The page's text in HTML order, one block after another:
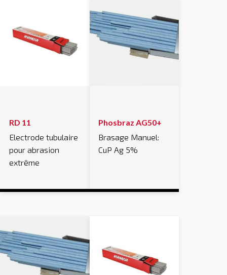
RD 11
Electrode tubulaire
pour abrasion
extrême
Phosbraz AG50+
Brasage Manuel:
CuP Ag 5%